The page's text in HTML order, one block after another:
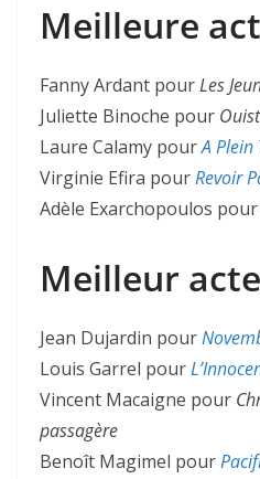
Meilleure
Fanny Ardant pourLes
Juliette Binoche pour
Laure Calamy pourA Plein
Virginie Efira pourRevoir
Adèle Exarchopoulos pour
Meilleur
Jean Dujardin pour
Louis Garrel pour
Vincent Macaigne pour
passagère
Benoît Magimel pour